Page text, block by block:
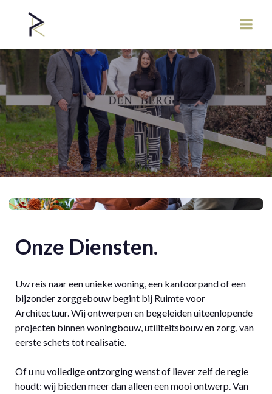
Onze Diensten.
Uw reis naar een unieke woning, een kantoorpand of een
bijzonder zorggebouw begint bij Ruimte voor
Architectuur. Wij ontwerpen en begeleiden uiteenlopende
projecten binnen woningbouw, utiliteitsbouw en zorg, van
eerste schets tot realisatie.
Of u nu volledige ontzorging wenst of liever zelf de regie
houdt: wij bieden meer dan alleen een mooi ontwerp. Van